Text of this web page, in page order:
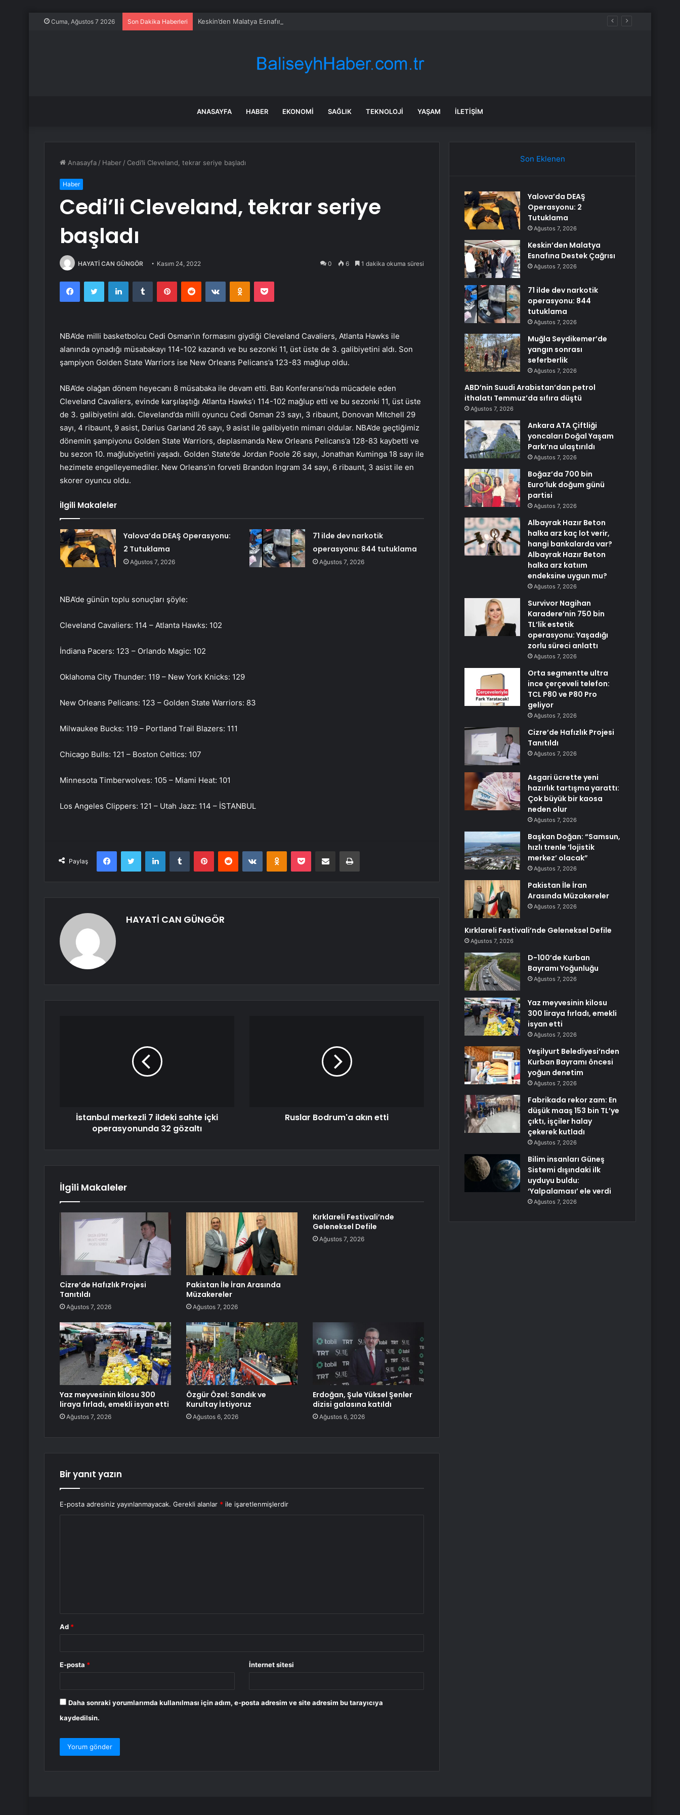
Cuma, Ağustos 7 2026 Son Dakika Haberleri Keskin’den Malatya Esnafına Destek Çağrısı
ANASAYFA HABER EKONOMI SAĞLIK TEKNOLOJI YAŞAM İLETIŞIM
Anasayfa / Haber / Cedi’li Cleveland, tekrar seriye başladı
Haber
Cedi’li Cleveland, tekrar seriye
başladı
HAYATİ CAN GÜNGÖR Kasım 24, 2022 0 6 1 dakika okuma süresi
FacebookTwitter LinkedInTumblr PinterestReddit VKontakteOdnoklassniki
Pocket
NBA’de milli basketbolcu Cedi Osman’ın formasını giydiği Cleveland Cavaliers, Atlanta Hawks ile
alanında oynadığı müsabakayı 114-102 kazandı ve bu sezonki 11, üst üste de 3. galibiyetini aldı. Son
şampiyon Golden State Warriors ise New Orleans Pelicans’a 123-83 mağlup oldu.
NBA’de olağan dönem heyecanı 8 müsabaka ile devam etti. Batı Konferansı’nda mücadele eden
Cleveland Cavaliers, evinde karşılaştığı Atlanta Hawks’ı 114-102 mağlup etti ve bu sezonki 11, üst üste
de 3. galibiyetini aldı. Cleveland’da milli oyuncu Cedi Osman 23 sayı, 3 ribaunt, Donovan Mitchell 29
sayı, 4 ribaunt, 9 asist, Darius Garland 26 sayı, 9 asist ile galibiyetin mimarı oldular. NBA’de geçtiğimiz
dönemin şampiyonu Golden State Warriors, deplasmanda New Orleans Pelicans’a 128-83 kaybetti ve
bu sezon 10. mağlubiyetini yaşadı. Golden State’de Jordan Poole 26 sayı, Jonathan Kuminga 18 sayı ile
hezimete engelleyemediler. New Orleans’ın forveti Brandon Ingram 34 sayı, 6 ribaunt, 3 asist ile en
skorer oyuncu oldu.
İlgili Makaleler
Yalova’da DEAŞ Operasyonu:
2 Tutuklama
Ağustos 7, 2026
71 ilde dev narkotik
operasyonu: 844 tutuklama
Ağustos 7, 2026
NBA’de günün toplu sonuçları şöyle:
Cleveland Cavaliers: 114 – Atlanta Hawks: 102
İndiana Pacers: 123 – Orlando Magic: 102
Oklahoma City Thunder: 119 – New York Knicks: 129
New Orleans Pelicans: 123 – Golden State Warriors: 83
Milwaukee Bucks: 119 – Portland Trail Blazers: 111
Chicago Bulls: 121 – Boston Celtics: 107
Minnesota Timberwolves: 105 – Miami Heat: 101
Los Angeles Clippers: 121 – Utah Jazz: 114 – İSTANBUL
Paylaş
FacebookTwitter LinkedInTumblr PinterestReddit VKontakteOdnoklassniki
Pocket E-Posta ile paylaş Yazdır
HAYATİ CAN GÜNGÖR
İstanbul merkezli 7 ildeki sahte içki
operasyonunda 32 gözaltı
Ruslar Bodrum'a akın etti
İlgili Makaleler
Cizre’de Hafızlık Projesi
Tanıtıldı
Ağustos 7, 2026
Pakistan İle İran Arasında
Müzakereler
Ağustos 7, 2026
Kırklareli Festivali’nde
Geleneksel Defile
Ağustos 7, 2026
Yaz meyvesinin kilosu 300
liraya fırladı, emekli isyan etti
Ağustos 7, 2026
Özgür Özel: Sandık ve
Kurultay İstiyoruz
Ağustos 6, 2026
Erdoğan, Şule Yüksel Şenler
dizisi galasına katıldı
Ağustos 6, 2026
Bir yanıt yazın
E-posta adresiniz yayınlanmayacak. Gerekli alanlar * ile işaretlenmişlerdir
Ad *
E-posta * İnternet sitesi
Daha sonraki yorumlarımda kullanılması için adım, e-posta adresim ve site adresim bu tarayıcıya
kaydedilsin.
Son Eklenen
Yalova’da DEAŞ
Operasyonu: 2
Tutuklama
Ağustos 7, 2026
Keskin’den Malatya
Esnafına Destek Çağrısı
Ağustos 7, 2026
71 ilde dev narkotik
operasyonu: 844
tutuklama
Ağustos 7, 2026
Muğla Seydikemer’de
yangın sonrası
seferberlik
Ağustos 7, 2026
ABD’nin Suudi Arabistan’dan petrol
ithalatı Temmuz’da sıfıra düştü
Ağustos 7, 2026
Ankara ATA Çiftliği
yoncaları Doğal Yaşam
Parkı’na ulaştırıldı
Ağustos 7, 2026
Boğaz’da 700 bin
Euro’luk doğum günü
partisi
Ağustos 7, 2026
Albayrak Hazır Beton
halka arz kaç lot verir,
hangi bankalarda var?
Albayrak Hazır Beton
halka arz katıım
endeksine uygun mu?
Ağustos 7, 2026
Survivor Nagihan
Karadere’nin 750 bin
TL’lik estetik
operasyonu: Yaşadığı
zorlu süreci anlattı
Ağustos 7, 2026
Orta segmentte ultra
ince çerçeveli telefon:
TCL P80 ve P80 Pro
geliyor
Ağustos 7, 2026
Cizre’de Hafızlık Projesi
Tanıtıldı
Ağustos 7, 2026
Asgari ücrette yeni
hazırlık tartışma yarattı:
Çok büyük bir kaosa
neden olur
Ağustos 7, 2026
Başkan Doğan: “Samsun,
hızlı trenle ‘lojistik
merkez’ olacak”
Ağustos 7, 2026
Pakistan İle İran
Arasında Müzakereler
Ağustos 7, 2026
Kırklareli Festivali’nde Geleneksel Defile
Ağustos 7, 2026
D-100’de Kurban
Bayramı Yoğunluğu
Ağustos 7, 2026
Yaz meyvesinin kilosu
300 liraya fırladı, emekli
isyan etti
Ağustos 7, 2026
Yeşilyurt Belediyesi’nden
Kurban Bayramı öncesi
yoğun denetim
Ağustos 7, 2026
Fabrikada rekor zam: En
düşük maaş 153 bin TL’ye
çıktı, işçiler halay
çekerek kutladı
Ağustos 7, 2026
Bilim insanları Güneş
Sistemi dışındaki ilk
uyduyu buldu:
‘Yalpalaması’ ele verdi
Ağustos 7, 2026